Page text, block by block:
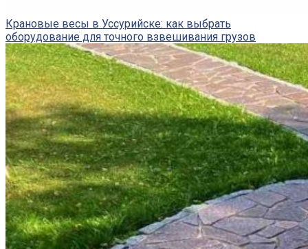
Крановые весы в Уссурийске: как выбрать
оборудование для точного взвешивания грузов